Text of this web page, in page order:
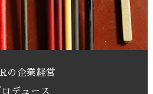
の企業経営
ロデュース